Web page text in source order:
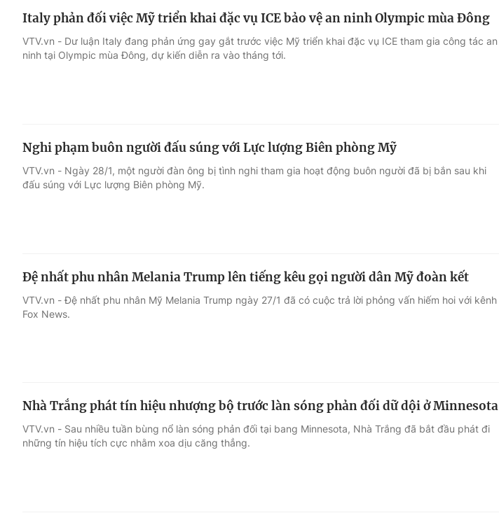
Italy phản đối việc Mỹ triển khai đặc vụ ICE bảo vệ an ninh Olympic mùa Đông
VTV.vn - Dư luận Italy đang phản ứng gay gắt trước việc Mỹ triển khai đặc vụ ICE tham gia công tác an
ninh tại Olympic mùa Đông, dự kiến diễn ra vào tháng tới.
Nghi phạm buôn người đấu súng với Lực lượng Biên phòng Mỹ
VTV.vn - Ngày 28/1, một người đàn ông bị tình nghi tham gia hoạt động buôn người đã bị bắn sau khi
đấu súng với Lực lượng Biên phòng Mỹ.
Đệ nhất phu nhân Melania Trump lên tiếng kêu gọi người dân Mỹ đoàn kết
VTV.vn - Đệ nhất phu nhân Mỹ Melania Trump ngày 27/1 đã có cuộc trả lời phỏng vấn hiếm hoi với kênh
Fox News.
Nhà Trắng phát tín hiệu nhượng bộ trước làn sóng phản đối dữ dội ở Minnesota
VTV.vn - Sau nhiều tuần bùng nổ làn sóng phản đối tại bang Minnesota, Nhà Trắng đã bắt đầu phát đi
những tín hiệu tích cực nhằm xoa dịu căng thẳng.